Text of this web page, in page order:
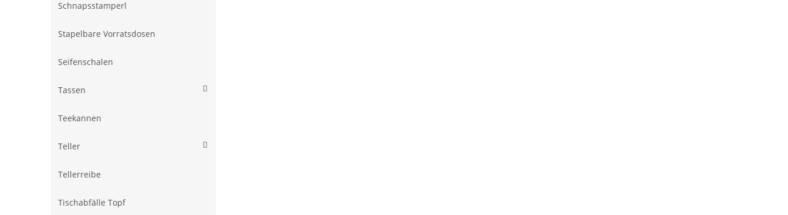
Schnapsstamperl
Stapelbare Vorratsdosen
Seifenschalen
Tassen
Teekannen
Teller
Tellerreibe
Tischabfälle Topf